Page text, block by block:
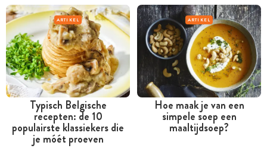
ARTIKEL
Typisch Belgische
recepten: de 10
populairste klassiekers die
je móét proeven
ARTIKEL
Hoe maak je van een
simpele soep een
maaltijdsoep?